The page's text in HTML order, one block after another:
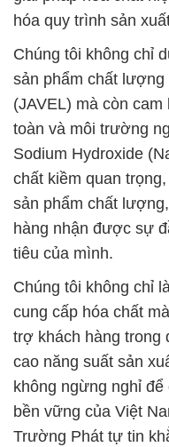
hóa quy trình sản
Chúng tôi không chỉ
sản phẩm chất
(JAVEL) mà còn
toàn và môi trường
Sodium Hydroxide
chất kiềm quan
sản phẩm chất
hàng nhận được sự
tiêu của mình.
Chúng tôi không chỉ
cung cấp hóa chất
trợ khách hàng trong
cao năng suất sản
không ngừng nghỉ
bền vững của Việt
Trường Phát tự tin